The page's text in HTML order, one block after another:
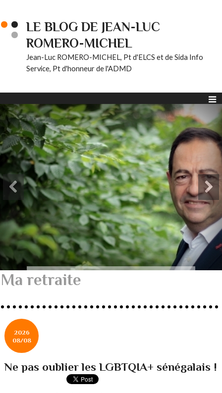
LE BLOG DE JEAN-LUC
ROMERO-MICHEL
Jean-Luc ROMERO-MICHEL, Pt d'ELCS et de Sida Info
Service, Pt d'honneur de l'ADMD
Ma retraite
2026
08/08
Ne pas oublier les LGBTQIA+ sénégalais !